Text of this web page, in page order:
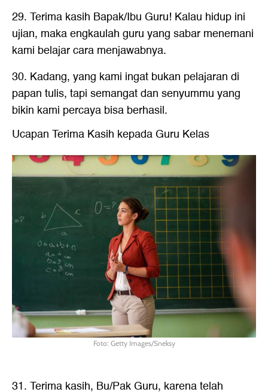
29. Terima kasih Bapak/Ibu Guru! Kalau hidup ini
ujian, maka engkaulah guru yang sabar menemani
kami belajar cara menjawabnya.
30. Kadang, yang kami ingat bukan pelajaran di
papan tulis, tapi semangat dan senyummu yang
bikin kami percaya bisa berhasil.
Ucapan Terima Kasih kepada Guru Kelas
Foto: Getty Images/Sneksy
31. Terima kasih, Bu/Pak Guru, karena telah